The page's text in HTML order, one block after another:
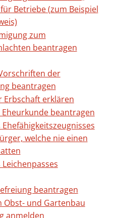
Betriebe (zum Beispiel
zum
beantragen
der
beantragen
Erbschaft erklären
beantragen
welche nie einen
beantragen
Obst- und Gartenbau
anmelden